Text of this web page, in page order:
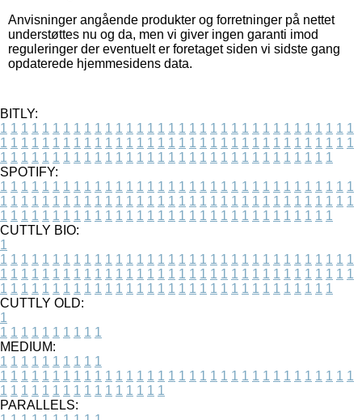
Anvisninger angående produkter og forretninger på nettet
understøttes nu og da, men vi giver ingen garanti imod
reguleringer der eventuelt er foretaget siden vi sidste gang
opdaterede hjemmesidens data.
BITLY:
1 1 1 1 1 1 1 1 1 1 1 1 1 1 1 1 1 1 1 1 1 1 1 1 1 1 1 1 1 1 1 1 1 1
1 1 1 1 1 1 1 1 1 1 1 1 1 1 1 1 1 1 1 1 1 1 1 1 1 1 1 1 1 1 1 1 1 1
1 1 1 1 1 1 1 1 1 1 1 1 1 1 1 1 1 1 1 1 1 1 1 1 1 1 1 1 1 1 1 1
SPOTIFY:
1 1 1 1 1 1 1 1 1 1 1 1 1 1 1 1 1 1 1 1 1 1 1 1 1 1 1 1 1 1 1 1 1 1
1 1 1 1 1 1 1 1 1 1 1 1 1 1 1 1 1 1 1 1 1 1 1 1 1 1 1 1 1 1 1 1 1 1
1 1 1 1 1 1 1 1 1 1 1 1 1 1 1 1 1 1 1 1 1 1 1 1 1 1 1 1 1 1 1 1
CUTTLY BIO:
1
1 1 1 1 1 1 1 1 1 1 1 1 1 1 1 1 1 1 1 1 1 1 1 1 1 1 1 1 1 1 1 1 1 1
1 1 1 1 1 1 1 1 1 1 1 1 1 1 1 1 1 1 1 1 1 1 1 1 1 1 1 1 1 1 1 1 1 1
1 1 1 1 1 1 1 1 1 1 1 1 1 1 1 1 1 1 1 1 1 1 1 1 1 1 1 1 1 1 1 1
CUTTLY OLD:
1
1 1 1 1 1 1 1 1 1 1
MEDIUM:
1 1 1 1 1 1 1 1 1 1
1 1 1 1 1 1 1 1 1 1 1 1 1 1 1 1 1 1 1 1 1 1 1 1 1 1 1 1 1 1 1 1 1 1
1 1 1 1 1 1 1 1 1 1 1 1 1 1 1 1
PARALLELS: